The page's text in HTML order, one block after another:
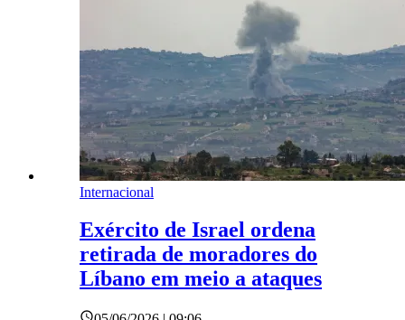
Internacional
Exército de Israel ordena
retirada de moradores do
Líbano em meio a ataques